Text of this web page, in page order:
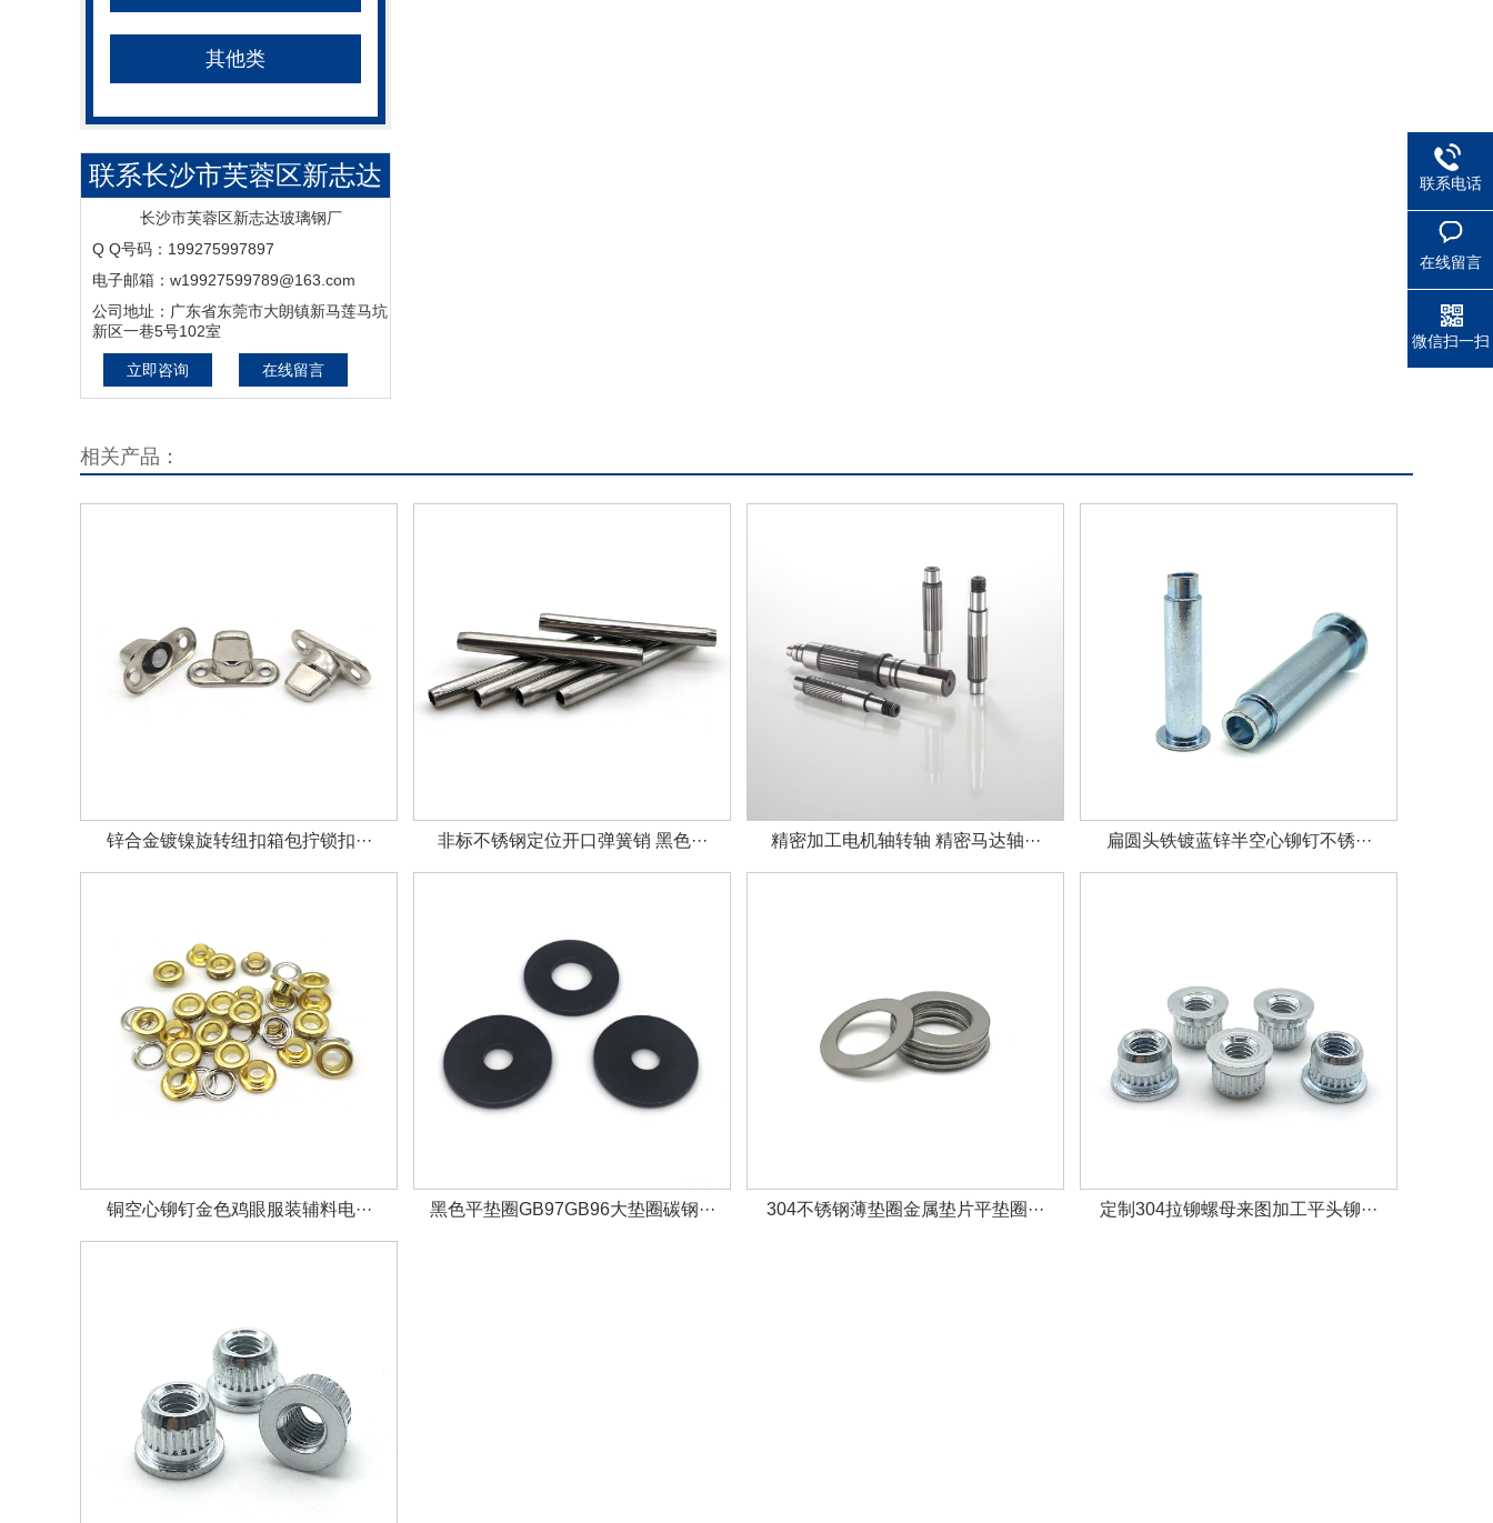
其他类
联系长沙市芙蓉区新志达
玻璃钢厂
长沙市芙蓉区新志达玻璃钢厂
Q Q号码：199275997897
电子邮箱：w19927599789@163.com
公司地址：广东省东莞市大朗镇新马莲马坑
新区一巷5号102室
立即咨询 在线留言
相关产品：
锌合金镀镍旋转纽扣箱包拧锁扣··· 非标不锈钢定位开口弹簧销 黑色··· 精密加工电机轴转轴 精密马达轴··· 扁圆头铁镀蓝锌半空心铆钉不锈···
铜空心铆钉金色鸡眼服装辅料电··· 黑色平垫圈GB97GB96大垫圈碳钢··· 304不锈钢薄垫圈金属垫片平垫圈··· 定制304拉铆螺母来图加工平头铆···
联系电话
在线留言
微信扫一扫